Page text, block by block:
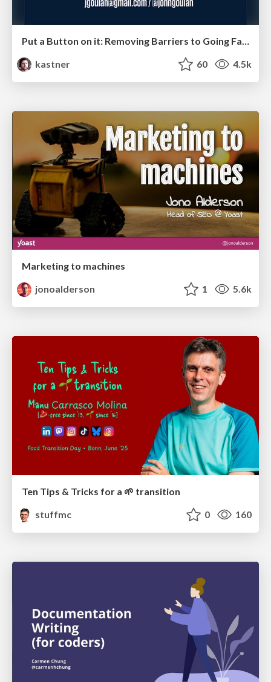
Put a Button on it: Removing Barriers to Going Fast.
kastner
60 4.5k
Marketing to machines
jonoalderson
1 5.6k
Ten Tips & Tricks for a 🌱 transition
stuffmc
0 160